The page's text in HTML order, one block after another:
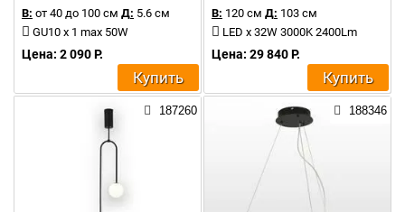
В: от 40 до 100 см Д: 5.6 см
GU10 x 1 max 50W
Цена: 2 090 Р.
Купить
В: 120 см Д: 103 см
LED x 32W 3000K 2400Lm
Цена: 29 840 Р.
Купить
187260 188346